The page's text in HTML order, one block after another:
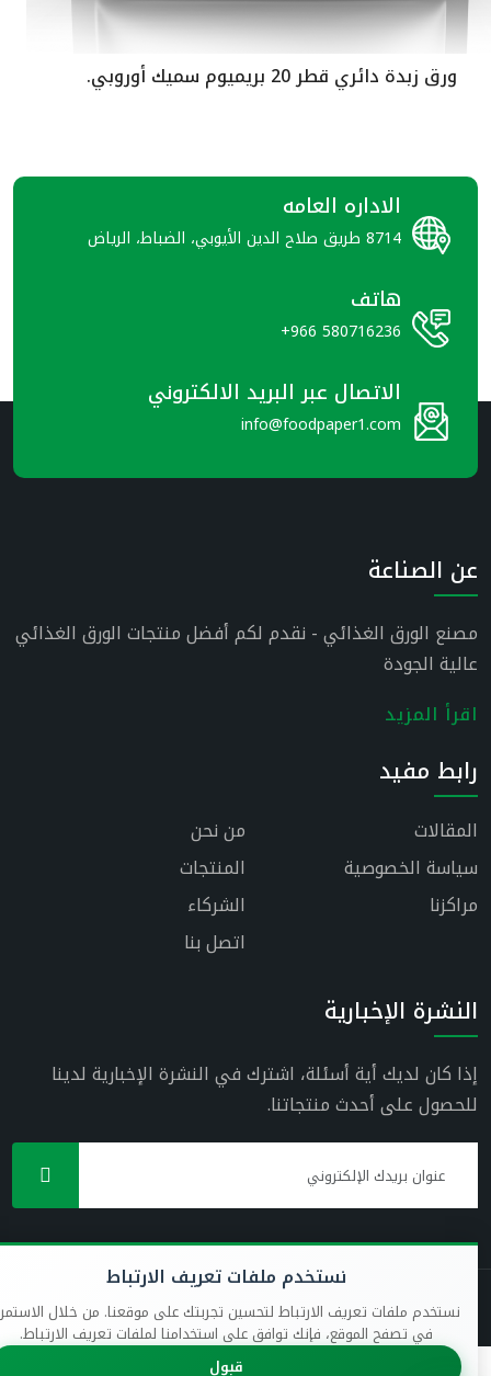
أوروبي. ورق زبدة دائري قطر
الاداره العامه
8714 طريق صلاح الدين الأيوبي، الضباط، الرياض
هاتف
+966 580716236
الاتصال عبر البريد الالكتروني
info@foodpaper1.com
عن الصناعة
مصنع الورق الغذائي - نقدم لكم أفضل منتجات الورق الغذائي
عالية الجودة
اقرأ المزيد
رابط مفيد
من نحن
المقالات
المنتجات
سياسة الخصوصية
الشركاء
مراكزنا
اتصل بنا
النشرة الإخبارية
إذا كان لديك أية أسئلة، اشترك في النشرة الإخبارية لدينا
للحصول على أحدث منتجاتنا.
نستخدم ملفات تعريف الارتباط
نستخدم ملفات تعريف الارتباط لتحسين تجربتك على موقعنا. من خلال الاستمرار
في تصفح الموقع، فإنك توافق على استخدامنا لملفات تعريف الارتباط.
قبول